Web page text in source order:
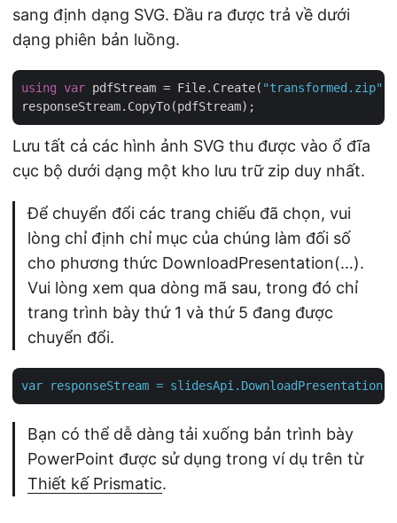
sang định dạng SVG. Đầu ra được trả về dưới
dạng phiên bản luồng.
using var pdfStream = File.Create( "transformed.zip"
Lưu tất cả các hình ảnh SVG thu được vào ổ đĩa
cục bộ dưới dạng một kho lưu trữ zip duy nhất.
Để chuyển đổi các trang chiếu đã chọn, vui
lòng chỉ định chỉ mục của chúng làm đối số
cho phương thức DownloadPresentation(…).
Vui lòng xem qua dòng mã sau, trong đó chỉ
trang trình bày thứ 1 và thứ 5 đang được
chuyển đổi.
var responseStream =
Bạn có thể dễ dàng tải xuống bản trình bày
PowerPoint được sử dụng trong ví dụ trên từ
Thiết kế Prismatic.